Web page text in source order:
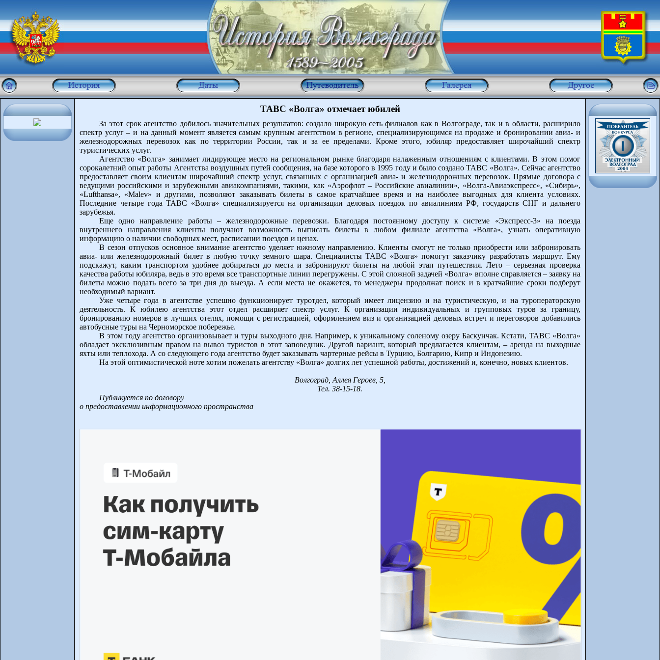
ТАВС «Волга» отмечает юбилей
За этот срок агентство добилось значительных результатов: создало широкую сеть филиалов как в Волгограде, так и в области, расширило
спектр услуг – и на данный момент является самым крупным агентством в регионе, специализирующимся на продаже и бронировании авиа- и
железнодорожных перевозок как по территории России, так и за ее пределами. Кроме этого, юбиляр предоставляет широчайший спектр
туристических услуг.
Агентство «Волга» занимает лидирующее место на региональном рынке благодаря налаженным отношениям с клиентами. В этом помог
сорокалетний опыт работы Агентства воздушных путей сообщения, на базе которого в 1995 году и было создано ТАВС «Волга». Сейчас агентство
предоставляет своим клиентам широчайший спектр услуг, связанных с организацией авиа- и железнодорожных перевозок. Прямые договора с
ведущими российскими и зарубежными авиакомпаниями, такими, как «Аэрофлот – Российские авиалинии», «Волга-Авиаэкспресс», «Сибирь»,
«Lufthansa», «Malev» и другими, позволяют заказывать билеты в самое кратчайшее время и на наиболее выгодных для клиента условиях.
Последние четыре года ТАВС «Волга» специализируется на организации деловых поездок по авиалиниям РФ, государств СНГ и дальнего
зарубежья.
Еще одно направление работы – железнодорожные перевозки. Благодаря постоянному доступу к системе «Экспресс-3» на поезда
внутреннего направления клиенты получают возможность выписать билеты в любом филиале агентства «Волга», узнать оперативную
информацию о наличии свободных мест, расписании поездов и ценах.
В сезон отпусков основное внимание агентство уделяет южному направлению. Клиенты смогут не только приобрести или забронировать
авиа- или железнодорожный билет в любую точку земного шара. Специалисты ТАВС «Волга» помогут заказчику разработать маршрут. Ему
подскажут, каким транспортом удобнее добираться до места и забронируют билеты на любой этап путешествия. Лето – серьезная проверка
качества работы юбиляра, ведь в это время все транспортные линии перегружены. С этой сложной задачей «Волга» вполне справляется – заявку на
билеты можно подать всего за три дня до выезда. А если места не окажется, то менеджеры продолжат поиск и в кратчайшие сроки подберут
необходимый вариант.
Уже четыре года в агентстве успешно функционирует туротдел, который имеет лицензию и на туристическую, и на туроператорскую
деятельность. К юбилею агентства этот отдел расширяет спектр услуг. К организации индивидуальных и групповых туров за границу,
бронированию номеров в лучших отелях, помощи с регистрацией, оформлением виз и организацией деловых встреч и переговоров добавились
автобусные туры на Черноморское побережье.
В этом году агентство организовывает и туры выходного дня. Например, к уникальному соленому озеру Баскунчак. Кстати, ТАВС «Волга»
обладает эксклюзивным правом на вывоз туристов в этот заповедник. Другой вариант, который предлагается клиентам, – аренда на выходные
яхты или теплохода. А со следующего года агентство будет заказывать чартерные рейсы в Турцию, Болгарию, Кипр и Индонезию.
На этой оптимистической ноте хотим пожелать агентству «Волга» долгих лет успешной работы, достижений и, конечно, новых клиентов.
Волгоград, Аллея Героев, 5,
Тел. 38-15-18.
Публикуется по договору
о предоставлении информационного пространства